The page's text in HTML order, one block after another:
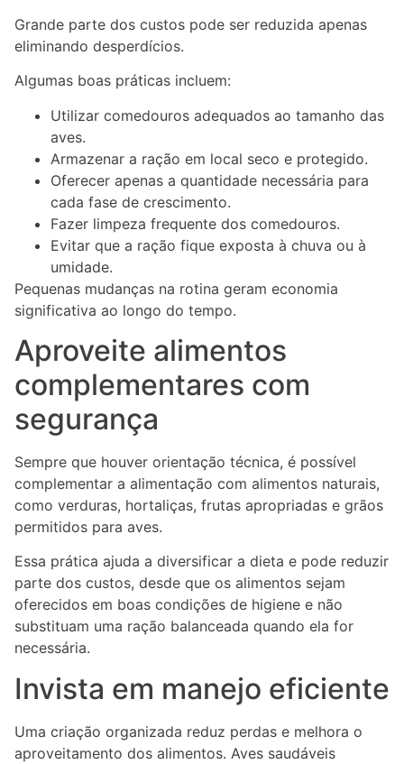
Grande parte dos custos pode ser reduzida apenas
eliminando desperdícios.
Algumas boas práticas incluem:
Utilizar comedouros adequados ao tamanho das
aves.
Armazenar a ração em local seco e protegido.
Oferecer apenas a quantidade necessária para
cada fase de crescimento.
Fazer limpeza frequente dos comedouros.
Evitar que a ração fique exposta à chuva ou à
umidade.
Pequenas mudanças na rotina geram economia
significativa ao longo do tempo.
Aproveite alimentos
complementares com
segurança
Sempre que houver orientação técnica, é possível
complementar a alimentação com alimentos naturais,
como verduras, hortaliças, frutas apropriadas e grãos
permitidos para aves.
Essa prática ajuda a diversificar a dieta e pode reduzir
parte dos custos, desde que os alimentos sejam
oferecidos em boas condições de higiene e não
substituam uma ração balanceada quando ela for
necessária.
Invista em manejo eficiente
Uma criação organizada reduz perdas e melhora o
aproveitamento dos alimentos. Aves saudáveis